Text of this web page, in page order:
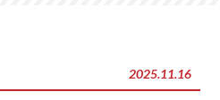
2025.11.16